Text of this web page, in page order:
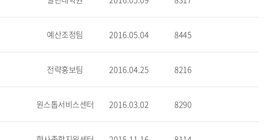
예산조정팀 2016.05.04 8445
전략홍보팀 2016.04.25 8216
원스톱서비스센터 2016.03.02 8290